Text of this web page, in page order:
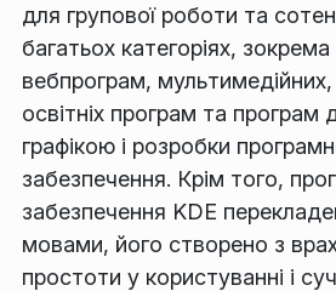
для групової роботи та
багатьох категоріях, зокрема
вебпрограм,
освітніх програм та програм
графікою і розробки
забезпечення. Крім того,
забезпечення KDE
мовами, його створено з
простоти у користуванні і